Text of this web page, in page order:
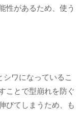
性があるため、使う
ワになっているこ
ことで型崩れを防ぐ
びてしまうため、も